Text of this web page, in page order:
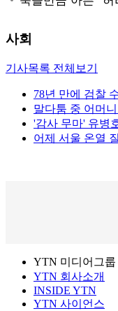
사회
기사목록 전체보기
78년 만에 검찰
말다툼 중 어머
'감사 무마' 유병
어제 서울 온열
YTN 미디어그룹
YTN 회사소개
INSIDE YTN
YTN 사이언스